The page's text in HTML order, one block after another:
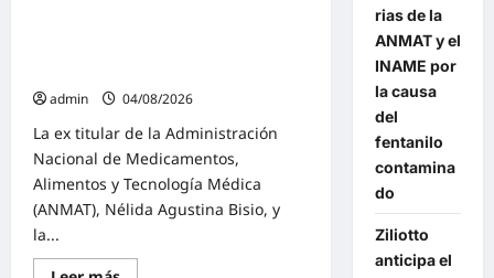
admin
04/08/2026
La ex titular de la Administración
Nacional de Medicamentos,
Alimentos y Tecnología Médica
(ANMAT), Nélida Agustina Bisio, y
la...
rias de la
ANMAT y el
INAME por
la causa
del
fentanilo
contamina
do
Ziliotto
anticipa el